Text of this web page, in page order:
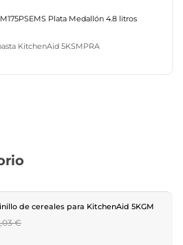
Plata Medallón 4.8 litros
KitchenAid 5KSMPRA
de cereales para KitchenAid 5KGM
€